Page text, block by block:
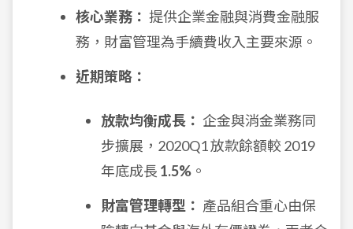
核心業務： 提供企業金融與消費金融服
務，財富管理為手續費收入主要來源。
近期策略：
放款均衡成長： 企金與消金業務同
步擴展，2020Q1 放款餘額較 2019
年底成長 1.5% 。
財富管理轉型： 產品組合重心由保